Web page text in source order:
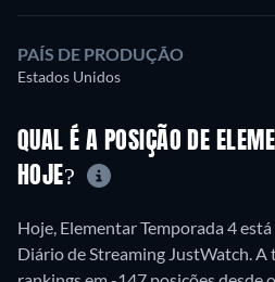
PAÍS DE PRODUÇÃO
Estados Unidos
QUAL É A POSIÇÃO DE
HOJE?
Hoje, Elementar Temporada 4
Diário de Streaming JustWatch. A